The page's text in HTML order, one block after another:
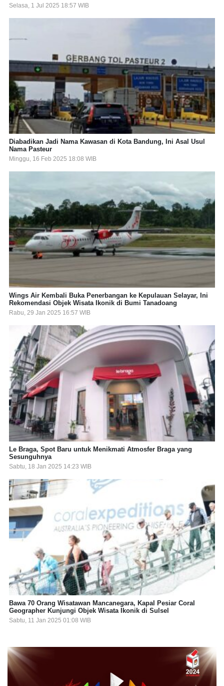
Selasa, 1 Jul 2025 18:57 WIB
Diabadikan Jadi Nama Kawasan di Kota Bandung, Ini Asal Usul
Nama Pasteur
Minggu, 16 Feb 2025 18:08 WIB
Wings Air Kembali Buka Penerbangan ke Kepulauan Selayar, Ini
Rekomendasi Objek Wisata Ikonik di Bumi Tanadoang
Rabu, 29 Jan 2025 16:57 WIB
Le Braga, Spot Baru untuk Menikmati Atmosfer Braga yang
Sesunguhnya
Sabtu, 18 Jan 2025 14:23 WIB
Bawa 70 Orang Wisatawan Mancanegara, Kapal Pesiar Coral
Geographer Kunjungi Objek Wisata Ikonik di Sulsel
Sabtu, 11 Jan 2025 01:08 WIB